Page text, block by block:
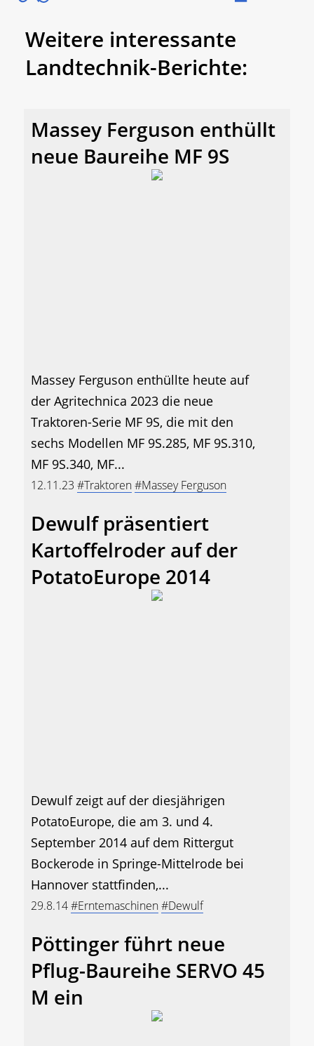
Weitere interessante
Landtechnik-Berichte:
Massey Ferguson enthüllt
neue Baureihe MF 9S
Massey Ferguson enthüllte heute auf
der Agritechnica 2023 die neue
Traktoren-Serie MF 9S, die mit den
sechs Modellen MF 9S.285, MF 9S.310,
MF 9S.340, MF...
12.11.23 #Traktoren#Massey Ferguson
Dewulf präsentiert
Kartoffelroder auf der
PotatoEurope 2014
Dewulf zeigt auf der diesjährigen
PotatoEurope, die am 3. und 4.
September 2014 auf dem Rittergut
Bockerode in Springe-Mittelrode bei
Hannover stattfinden,...
29.8.14#Erntemaschinen#Dewulf
Pöttinger führt neue
Pflug-Baureihe SERVO 45
M ein